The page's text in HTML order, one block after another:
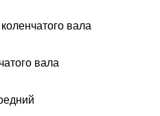
вала
вала